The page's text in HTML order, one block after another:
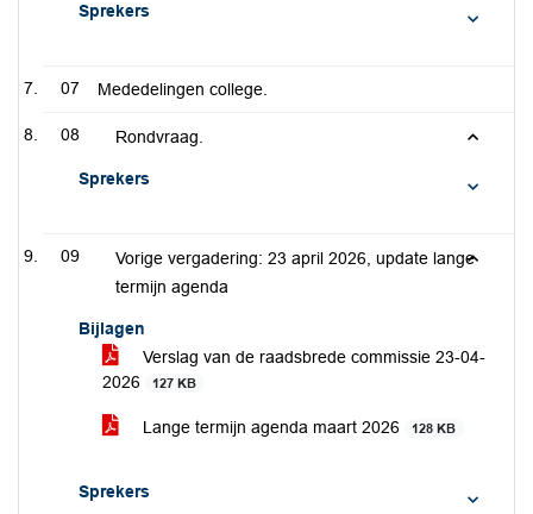
Sprekers
07 Mededelingen college.
08 Rondvraag.
Sprekers
09
Vorige vergadering: 23 april 2026, update lange
termijn agenda
Bijlagen
Verslag van de raadsbrede commissie 23-04-
2026
127 KB
Lange termijn agenda maart 2026 128 KB
Sprekers